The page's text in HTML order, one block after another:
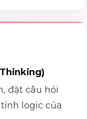
đặt câu hỏi
logic của